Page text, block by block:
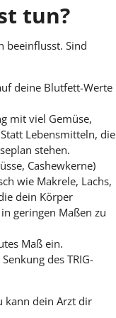
tun?
beeinflusst. Sind
deine Blutfett-Werte
mit viel Gemüse,
Lebensmitteln, die
stehen.
Cashewkerne)
wie Makrele, Lachs,
dein Körper
geringen Maßen zu
Maß ein.
des TRIG-
kann dein Arzt dir